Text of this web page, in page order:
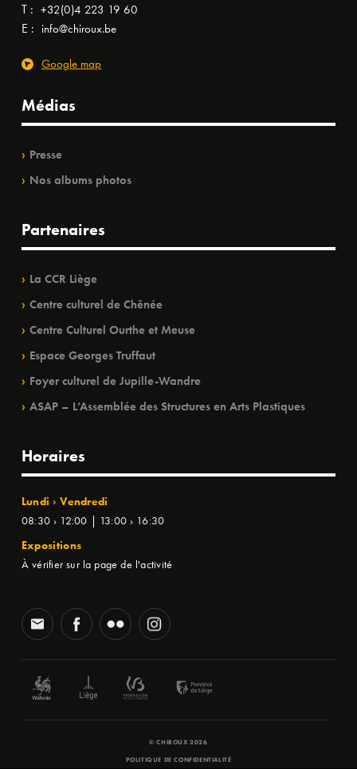
T : +32(0)4 223 19 60
E : info@chiroux.be
Google map
Médias
Presse
Nos albums photos
Partenaires
La CCR Liège
Centre culturel de Chênée
Centre Culturel Ourthe et Meuse
Espace Georges Truffaut
Foyer culturel de Jupille-Wandre
ASAP – L’Assemblée des Structures en Arts Plastiques
Horaires
Lundi › Vendredi
08:30 › 12:00 | 13:00 › 16:30
Expositions
À vérifier sur la page de l'activité
© CHIROUX 2026
POLITIQUE DE CONFIDENTIALITÉ